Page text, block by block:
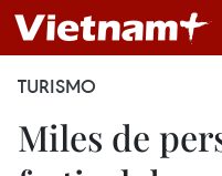
TURISMO
Miles de